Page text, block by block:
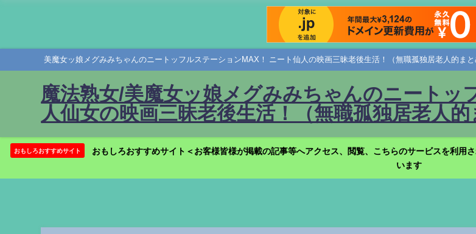
美魔女ッ娘メグみみちゃんのニートッフルステーションMAX！ ニート仙人の映画三昧老後生活！（無職孤独居老人的まと
魔法熟女/美魔女ッ娘メグみみちゃんのニートッ
人仙女の映画三昧老後生活！（無職孤独居老人
おもしろおすすめサイト
おもしろおすすめサイト＜お客様皆様が掲載の記事等へアクセス、閲覧、こちらのサービスを利
います